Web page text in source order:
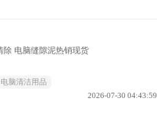
除 电脑缝隙泥热销现货
电脑清洁用品
2026-07-30 04:43:59